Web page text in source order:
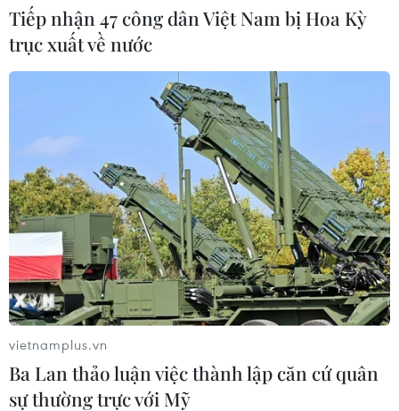
Tiếp nhận 47 công dân Việt Nam bị Hoa Kỳ
trục xuất về nước
vietnamplus.vn
Ba Lan thảo luận việc thành lập căn cứ quân
sự thường trực với Mỹ